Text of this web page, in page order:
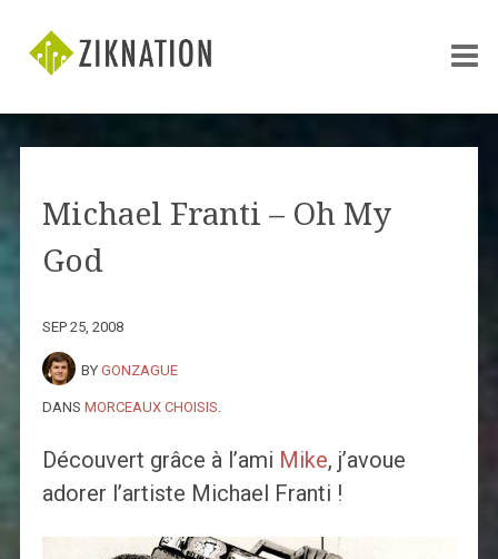
Michael Franti – Oh My
God
SEP 25, 2008
BY GONZAGUE
DANS MORCEAUX CHOISIS
Découvert grâce à l’ami Mike, j’avoue
adorer l’artiste Michael Franti !